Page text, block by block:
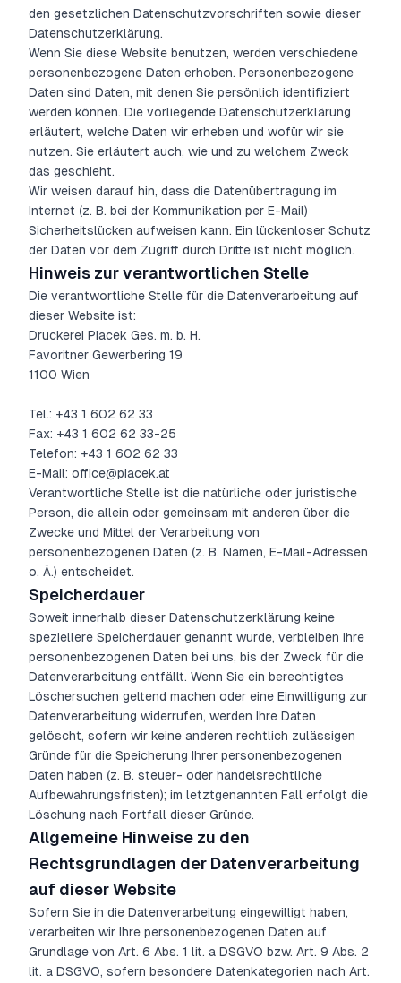
den gesetzlichen Datenschutzvorschriften sowie dieser
Datenschutzerklärung.
Wenn Sie diese Website benutzen, werden verschiedene
personenbezogene Daten erhoben. Personenbezogene
Daten sind Daten, mit denen Sie persönlich identifiziert
werden können. Die vorliegende Datenschutzerklärung
erläutert, welche Daten wir erheben und wofür wir sie
nutzen. Sie erläutert auch, wie und zu welchem Zweck
das geschieht.
Wir weisen darauf hin, dass die Datenübertragung im
Internet (z. B. bei der Kommunikation per E-Mail)
Sicherheitslücken aufweisen kann. Ein lückenloser Schutz
der Daten vor dem Zugriff durch Dritte ist nicht möglich.
Hinweis zur verantwortlichen Stelle
Die verantwortliche Stelle für die Datenverarbeitung auf
dieser Website ist:
Druckerei Piacek Ges. m. b. H.
Favoritner Gewerbering 19
1100 Wien
Tel.: +43 1 602 62 33
Fax: +43 1 602 62 33-25
Telefon: +43 1 602 62 33
E-Mail: office@piacek.at
Verantwortliche Stelle ist die natürliche oder juristische
Person, die allein oder gemeinsam mit anderen über die
Zwecke und Mittel der Verarbeitung von
personenbezogenen Daten (z. B. Namen, E-Mail-Adressen
o. Ä.) entscheidet.
Speicherdauer
Soweit innerhalb dieser Datenschutzerklärung keine
speziellere Speicherdauer genannt wurde, verbleiben Ihre
personenbezogenen Daten bei uns, bis der Zweck für die
Datenverarbeitung entfällt. Wenn Sie ein berechtigtes
Löschersuchen geltend machen oder eine Einwilligung zur
Datenverarbeitung widerrufen, werden Ihre Daten
gelöscht, sofern wir keine anderen rechtlich zulässigen
Gründe für die Speicherung Ihrer personenbezogenen
Daten haben (z. B. steuer- oder handelsrechtliche
Aufbewahrungsfristen); im letztgenannten Fall erfolgt die
Löschung nach Fortfall dieser Gründe.
Allgemeine Hinweise zu den
Rechtsgrundlagen der Datenverarbeitung
auf dieser Website
Sofern Sie in die Datenverarbeitung eingewilligt haben,
verarbeiten wir Ihre personenbezogenen Daten auf
Grundlage von Art. 6 Abs. 1 lit. a DSGVO bzw. Art. 9 Abs. 2
lit. a DSGVO, sofern besondere Datenkategorien nach Art.